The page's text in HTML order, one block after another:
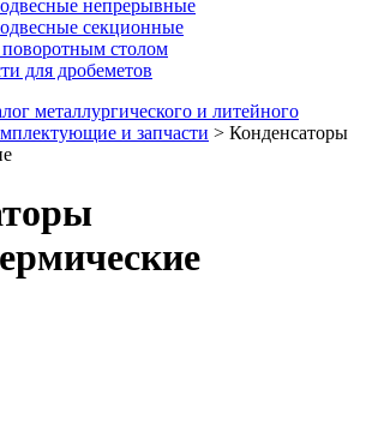
непрерывные
секционные
столом
для дробеметов
металлургического и литейного
и запчасти > Конденсаторы